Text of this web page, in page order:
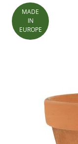
MADE
IN
EUROPE